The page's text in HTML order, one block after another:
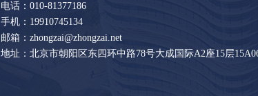
电话：010-81377186
手机：19910745134
邮箱：zhongzai@zhongzai.net
地址：北京市朝阳区东四环中路78号大成国际A2座15层